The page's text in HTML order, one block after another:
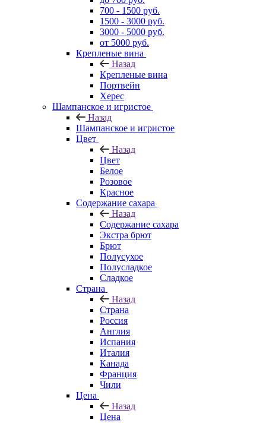
700 - 1500 руб.
1500 - 3000 руб.
3000 - 5000 руб.
от 5000 руб.
Крепленые вина
Назад
Крепленые вина
Портвейн
Херес
Шампанское и игристое
Назад
Шампанское и игристое
Цвет
Назад
Цвет
Белое
Розовое
Красное
Содержание сахара
Назад
Содержание сахара
Экстра брют
Брют
Полусухое
Полусладкое
Сладкое
Страна
Назад
Страна
Россия
Англия
Испания
Италия
Канада
Франция
Чили
Цена
Назад
Цена